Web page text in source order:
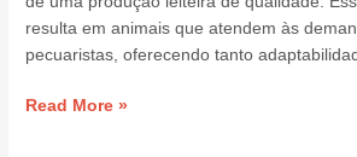
resulta em animais que atendem às
pecuaristas, oferecendo tanto
Read More »